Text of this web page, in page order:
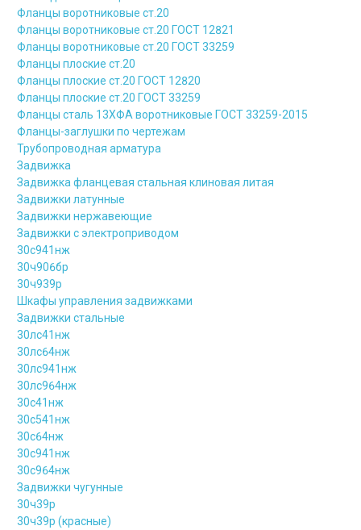
Фланцы воротниковые ст.20
Фланцы воротниковые ст.20 ГОСТ 12821
Фланцы воротниковые ст.20 ГОСТ 33259
Фланцы плоские ст.20
Фланцы плоские ст.20 ГОСТ 12820
Фланцы плоские ст.20 ГОСТ 33259
Фланцы сталь 13ХФА воротниковые ГОСТ 33259-2015
Фланцы-заглушки по чертежам
Трубопроводная арматура
Задвижка
Задвижка фланцевая стальная клиновая литая
Задвижки латунные
Задвижки нержавеющие
Задвижки с электроприводом
30с941нж
30ч906бр
30ч939р
Шкафы управления задвижками
Задвижки стальные
30лс41нж
30лс64нж
30лс941нж
30лс964нж
30с41нж
30с541нж
30с64нж
30с941нж
30с964нж
Задвижки чугунные
30ч39р
30ч39р (красные)